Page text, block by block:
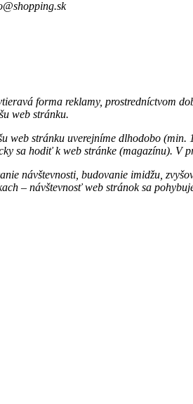
forma reklamy, prostredníctvom
web stránku.
web stránku uverejníme dlhodobo
sa hodiť k web stránke (magazínu). V
návštevnosti, budovanie imidžu,
– návštevnosť web stránok sa